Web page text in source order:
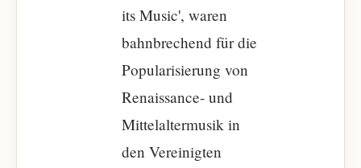
its Music', waren
bahnbrechend für die
Popularisierung von
Renaissance- und
Mittelaltermusik in
den Vereinigten